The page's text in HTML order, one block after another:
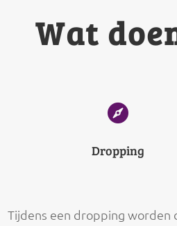
Wat

Dropping
Tijdens een dropping worden